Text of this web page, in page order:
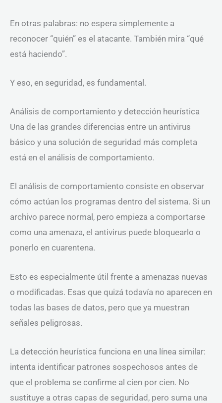
En otras palabras: no espera simplemente a
reconocer “quién” es el atacante. También mira “qué
está haciendo”.
Y eso, en seguridad, es fundamental.
Análisis de comportamiento y detección heurística
Una de las grandes diferencias entre un antivirus
básico y una solución de seguridad más completa
está en el análisis de comportamiento.
El análisis de comportamiento consiste en observar
cómo actúan los programas dentro del sistema. Si un
archivo parece normal, pero empieza a comportarse
como una amenaza, el antivirus puede bloquearlo o
ponerlo en cuarentena.
Esto es especialmente útil frente a amenazas nuevas
o modificadas. Esas que quizá todavía no aparecen en
todas las bases de datos, pero que ya muestran
señales peligrosas.
La detección heurística funciona en una línea similar:
intenta identificar patrones sospechosos antes de
que el problema se confirme al cien por cien. No
sustituye a otras capas de seguridad, pero suma una